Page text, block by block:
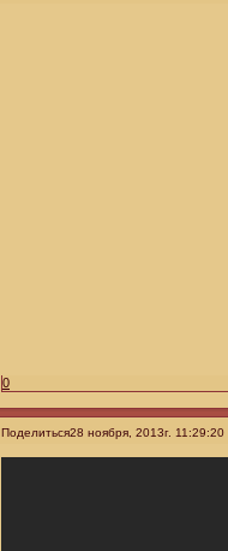
0
Поделиться28 ноября, 2013г. 11:29:20